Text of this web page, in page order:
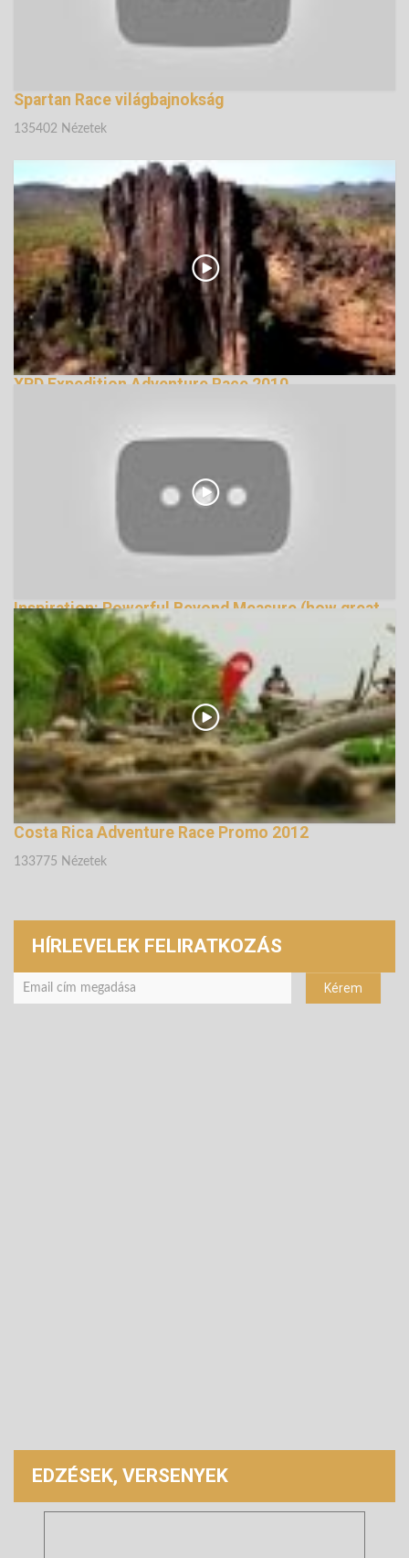
Spartan Race világbajnokság
135402 Nézetek
XPD Expedition Adventure Race 2010
Inspiration: Powerful Beyond Measure (how great
are you?)
133157 Nézetek
Costa Rica Adventure Race Promo 2012
133775 Nézetek
HÍRLEVELEK FELIRATKOZÁS
EDZÉSEK, VERSENYEK